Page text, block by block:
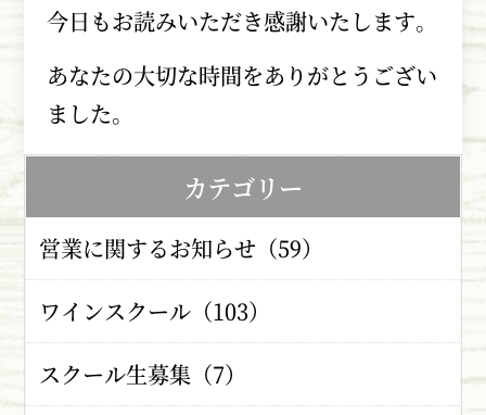
今日もお読みいただき感謝いたします。
あなたの大切な時間をありがとうござい
ました。
カテゴリー
営業に関するお知らせ（59）
ワインスクール（103）
スクール生募集（7）